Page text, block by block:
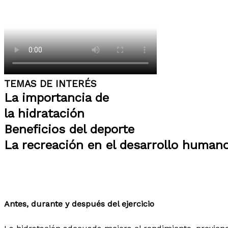
TEMAS DE INTERÉS
La importancia de
la hidratación
Beneficios del deporte
La recreación en el desarrollo
Antes, durante y después del ejercicio